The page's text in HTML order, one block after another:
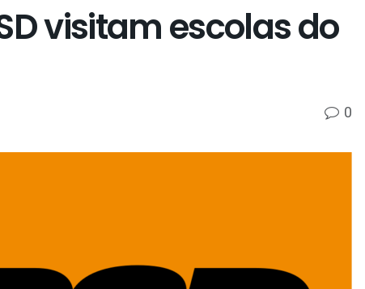
visitam escolas do
0